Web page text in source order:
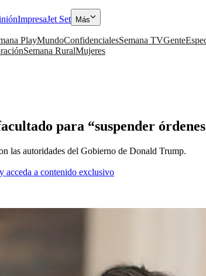
ImpresaJet Set Más
PlayMundoConfidencialesSemana TVGente
Semana RuralMujeres
para “suspender
las autoridades del Gobierno de Donald Trump.
acceda a contenido exclusivo